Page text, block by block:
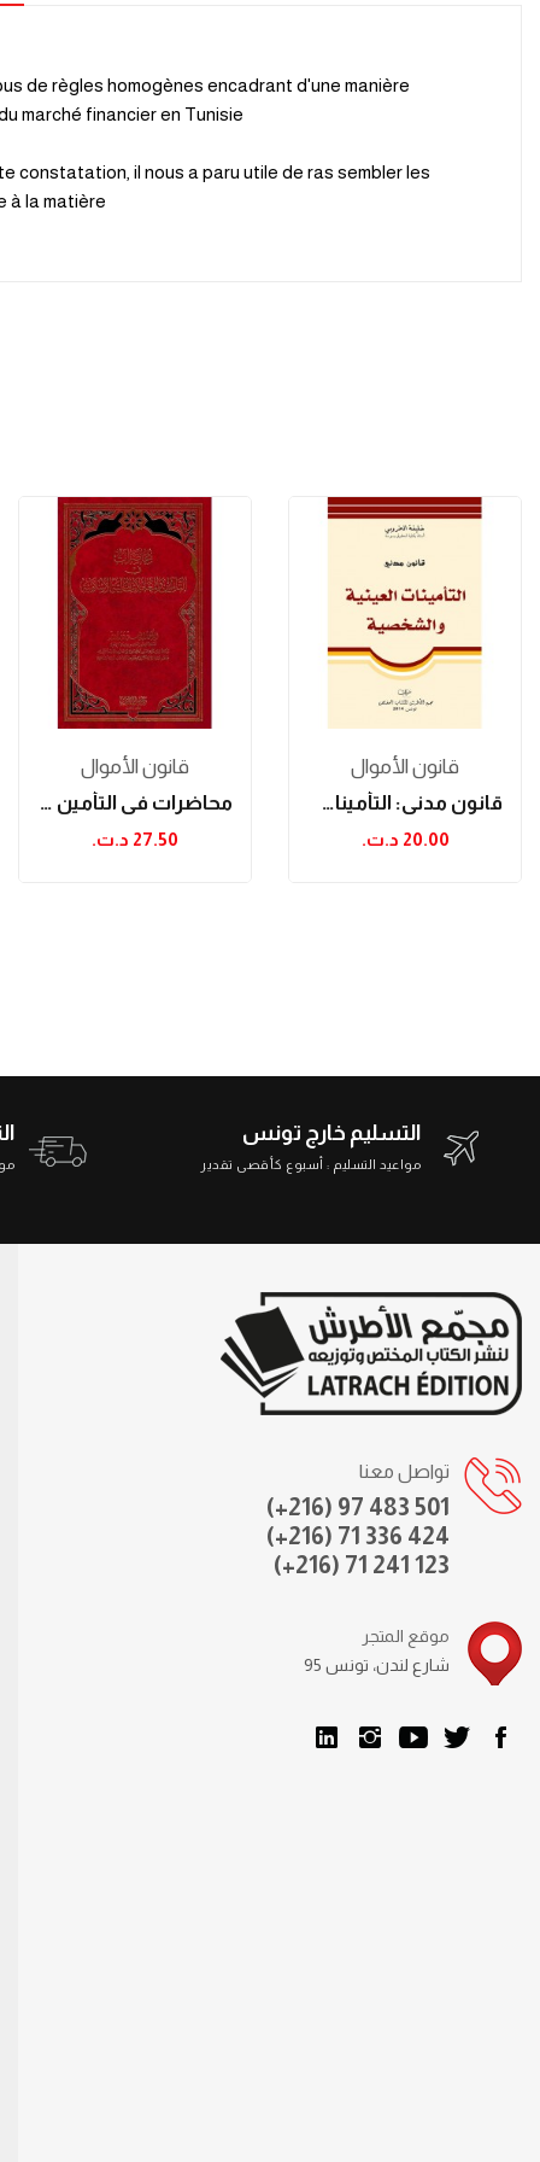
de règles homogènes encadrant d'une manière
marché financier en Tunisie.
constatation, il nous a paru utile de ras sembler les
la matière.
قانون الأموال
محاضرات في التأمين والمعاملات المالية الإسلامية
27.50 د.ت.‏
قانون الأموال
قانون مدني: التأمينات العينية والشخصية
20.00 د.ت.‏
التسليم خارج تونس
مواعيد التسليم : أسبوع كأقصى تقدير
تواصل معنا
(+216) 97 483 501
(+216) 71 336 424
(+216) 71 241 123
موقع المتجر
95 شارع لندن، تونس